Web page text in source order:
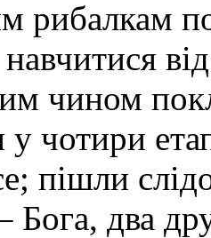
рибалкам
чином
у чотири
пішли
Бога, два